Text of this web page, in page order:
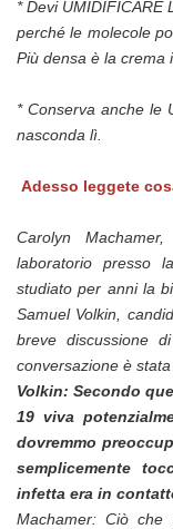
* Devi UMIDIFICARE
perché le molecole
Più densa è la crema
* Conserva anche le
nasconda lì.
Adesso leggete
Carolyn
laboratorio presso
studiato per anni la
Samuel Volkin,
breve discussione
conversazione è
Volkin: Secondo
19 viva
dovremmo
semplicemente
infetta era in
Machamer: Ciò